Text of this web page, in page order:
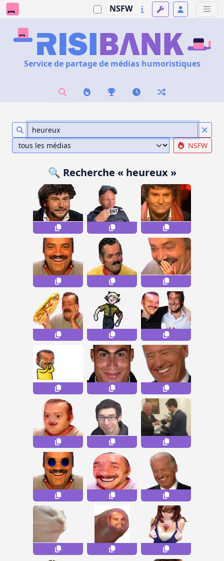
NSFW
Service de partage de médias humoristiques
NSFW
🔍 Recherche « heureux »